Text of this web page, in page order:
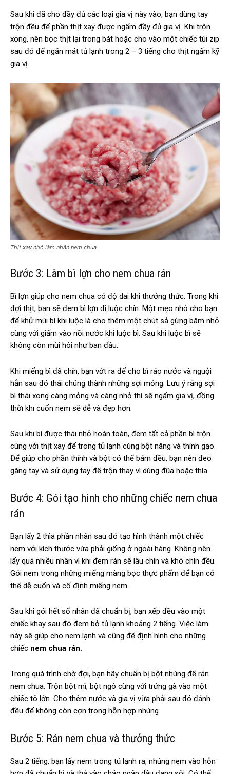
Sau khi đã cho đầy đủ các loại gia vị này vào, bạn dùng tay
trộn đều để phần thịt xay được ngấm đầy đủ gia vị. Khi trộn
xong, nên bọc thịt lại trong bát hoặc cho vào một chiếc túi zip
sau đó để ngăn mát tủ lạnh trong 2 – 3 tiếng cho thịt ngấm kỹ
gia vị.
Thịt xay nhỏ làm nhân nem chua
Bước 3: Làm bì lợn cho nem chua rán
Bì lợn giúp cho nem chua có độ dai khi thưởng thức. Trong khi
đợi thịt, bạn sẽ đem bì lợn đi luộc chín. Một mẹo nhỏ cho bạn
để khử mùi bì khi luộc là cho thêm một chút sả gừng băm nhỏ
cùng với giấm vào nồi nước khi luộc bì. Sau khi luộc bì sẽ
không còn mùi hôi như ban đầu.
Khi miếng bì đã chín, bạn vớt ra để cho bì ráo nước và nguội
hẳn sau đó thái chúng thành những sợi mỏng. Lưu ý rằng sợi
bì thái xong càng mỏng và càng nhỏ thì sẽ ngấm gia vị, đồng
thời khi cuốn nem sẽ dễ và đẹp hơn.
Sau khi bì được thái nhỏ hoàn toàn, đem tất cả phần bì trộn
cùng với thịt xay để trong tủ lạnh cùng bột năng và thính gạo.
Để giúp cho phần thính và bột có thể bám đều, bạn nên đeo
găng tay và sử dụng tay để trộn thay vì dùng đũa hoặc thìa.
Bước 4: Gói tạo hình cho những chiếc nem chua
rán
Bạn lấy 2 thìa phần nhân sau đó tạo hình thành một chiếc
nem với kích thước vừa phải giống ở ngoài hàng. Không nên
lấy quá nhiều nhân vì khi đem rán sẽ lâu chín và khó chín đều.
Gói nem trong những miếng màng bọc thực phẩm để bạn có
thể dễ cuốn và cố định miếng nem.
Sau khi gói hết số nhân đã chuẩn bị, bạn xếp đều vào một
chiếc khay sau đó đem bỏ tủ lạnh khoảng 2 tiếng. Việc làm
này sẽ giúp cho nem lạnh và cũng để định hình cho những
chiếc nem chua rán.
Trong quá trình chờ đợi, bạn hãy chuẩn bị bột nhúng để rán
nem chua. Trộn bột mì, bột ngô cùng với trứng gà vào một
chiếc tô lớn. Cho thêm nước và gia vị vừa phải sau đó đánh
đều để không còn cợn trong hỗn hợp nhúng.
Bước 5: Rán nem chua và thưởng thức
Sau 2 tiếng, bạn lấy nem trong tủ lạnh ra, nhúng nem vào hỗn